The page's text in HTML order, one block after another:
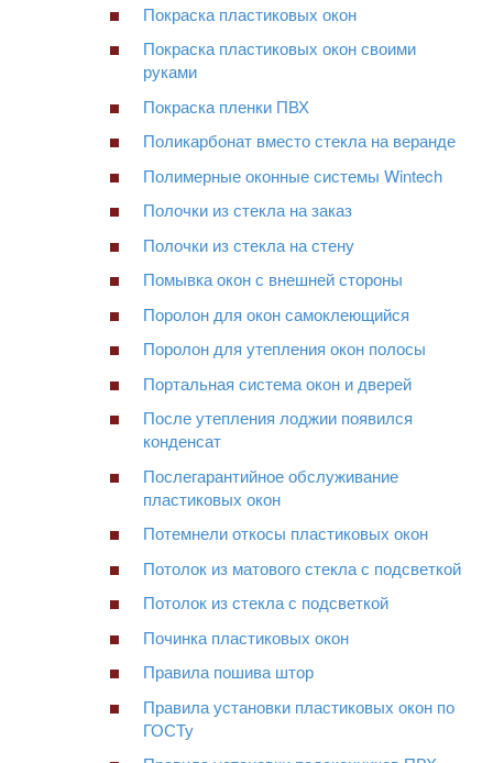
Покраска пластиковых окон
Покраска пластиковых окон своими
руками
Покраска пленки ПВХ
Поликарбонат вместо стекла на веранде
Полимерные оконные системы Wintech
Полочки из стекла на заказ
Полочки из стекла на стену
Помывка окон с внешней стороны
Поролон для окон самоклеющийся
Поролон для утепления окон полосы
Портальная система окон и дверей
После утепления лоджии появился
конденсат
Послегарантийное обслуживание
пластиковых окон
Потемнели откосы пластиковых окон
Потолок из матового стекла с подсветкой
Потолок из стекла с подсветкой
Починка пластиковых окон
Правила пошива штор
Правила установки пластиковых окон по
ГОСТу